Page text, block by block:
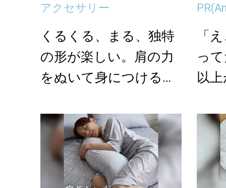
アクセサリー
くるくる、まる、独特
の形が楽しい。肩の力
をぬいて身につける
PR
「
っ
以